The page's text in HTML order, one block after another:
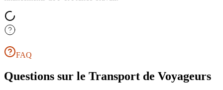
FAQ
Questions sur le Transport de Voyageurs